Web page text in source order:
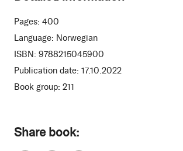
Share book:
Pages: 400
Language: Norwegian
ISBN: 9788215045900
Publication date: 17.10.2022
Book group: 211